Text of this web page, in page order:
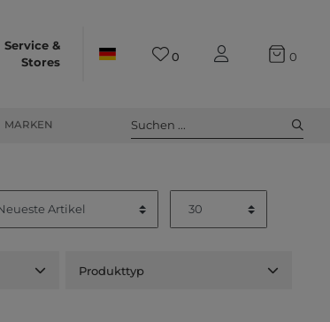
MARKEN
Service &
Stores
0 0
Suchen ...
Produkttyp